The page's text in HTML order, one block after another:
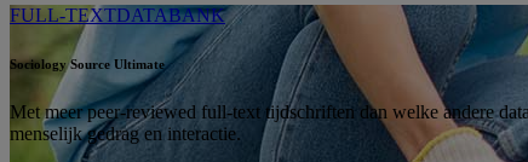
FULL-TEXTDATABANK
Sociology Source Ultimate
Met meer peer-reviewed full-text tijdschriften dan welke andere
menselijk gedrag en interactie.